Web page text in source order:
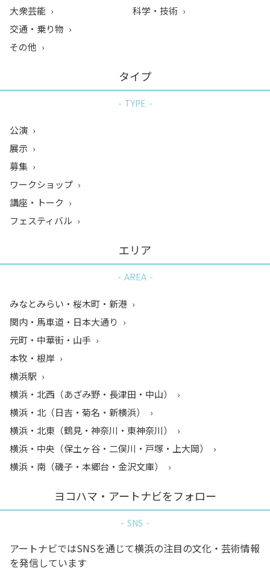
大衆芸能
科学・技術
交通・乗り物
その他
タイプ
TYPE
公演
展示
募集
ワークショップ
講座・トーク
フェスティバル
エリア
AREA
みなとみらい・桜木町・新港
関内・馬車道・日本大通り
元町・中華街・山手
本牧・根岸
横浜駅
横浜・北西（あざみ野・長津田・中山）
横浜・北（日吉・菊名・新横浜）
横浜・北東（鶴見・神奈川・東神奈川）
横浜・中央（保土ヶ谷・二俣川・戸塚・上大岡）
横浜・南（磯子・本郷台・金沢文庫）
ヨコハマ・アートナビをフォロー
SNS
アートナビではSNSを通じて横浜の注目の文化・芸術情報
を発信しています